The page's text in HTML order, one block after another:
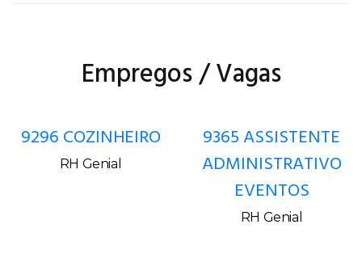
Empregos / Vagas
9296 COZINHEIRO
RH Genial
9365 ASSISTENTE
ADMINISTRATIVO
EVENTOS
RH Genial